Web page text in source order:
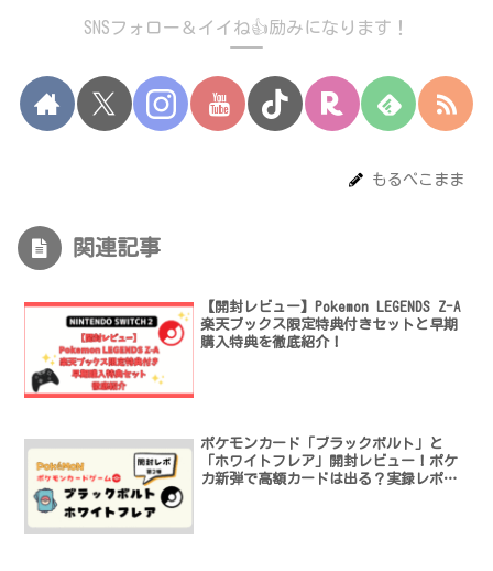
SNSフォロー＆イイね👍励みになります！
もるぺこまま
関連記事
【開封レビュー】Pokemon LEGENDS Z-A
楽天ブックス限定特典付きセットと早期
購入特典を徹底紹介！
ポケモンカード「ブラックボルト」と
「ホワイトフレア」開封レビュー！ポケ
カ新弾で高額カードは出る？実録レポー